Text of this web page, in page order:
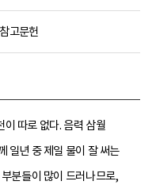
참고문헌
따로 없다. 음력 삼월
일년 중 제일 물이 잘 써는
분들이 많이 드러나므로,